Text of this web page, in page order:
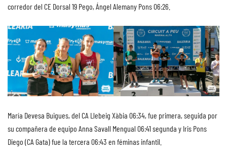
corredor del CE Dorsal 19 Pego, Ángel Alemany Pons 06:26.
María Devesa Buigues, del CA Llebeig Xàbia 06:34, fue primera, seguida por
su compañera de equipo Anna Savall Mengual 06:41 segunda y Iris Pons
Diego (CA Gata) fue la tercera 06:43 en féminas infantil.